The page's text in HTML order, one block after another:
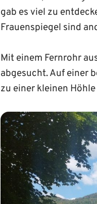
gab es viel zu
Frauenspiegel sind
Mit einem Fernrohr
abgesucht. Auf einer
zu einer kleinen